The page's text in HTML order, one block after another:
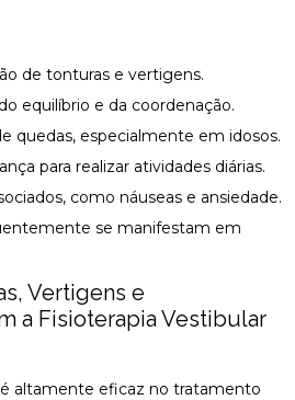
de tonturas e vertigens.
equilíbrio e da coordenação.
quedas, especialmente em idosos.
para realizar atividades diárias.
como náuseas e ansiedade.
Vertigens e
a Fisioterapia Vestibular
é altamente eficaz no tratamento